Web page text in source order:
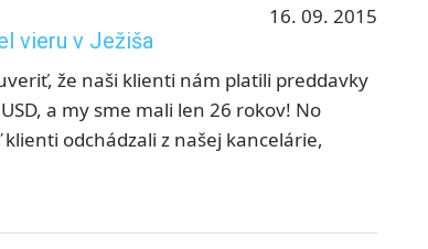
16. 09. 2015
vieru v Ježiša
že naši klienti nám platili preddavky
a my sme mali len 26 rokov! No
odchádzali z našej kancelárie,